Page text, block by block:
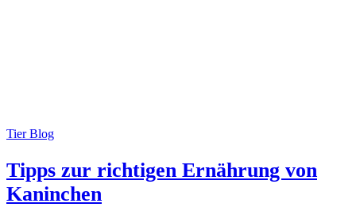
Tier Blog
Tipps zur richtigen Ernährung von
Kaninchen